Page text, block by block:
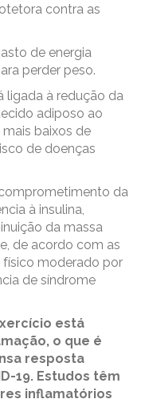
contra as
de energia
perder peso.
ligada à redução da
adiposo ao
baixos de
de doenças
da
à insulina,
da massa
de acordo com as
físico moderado por
de síndrome
está
o que é
resposta
19. Estudos têm
inflamatórios